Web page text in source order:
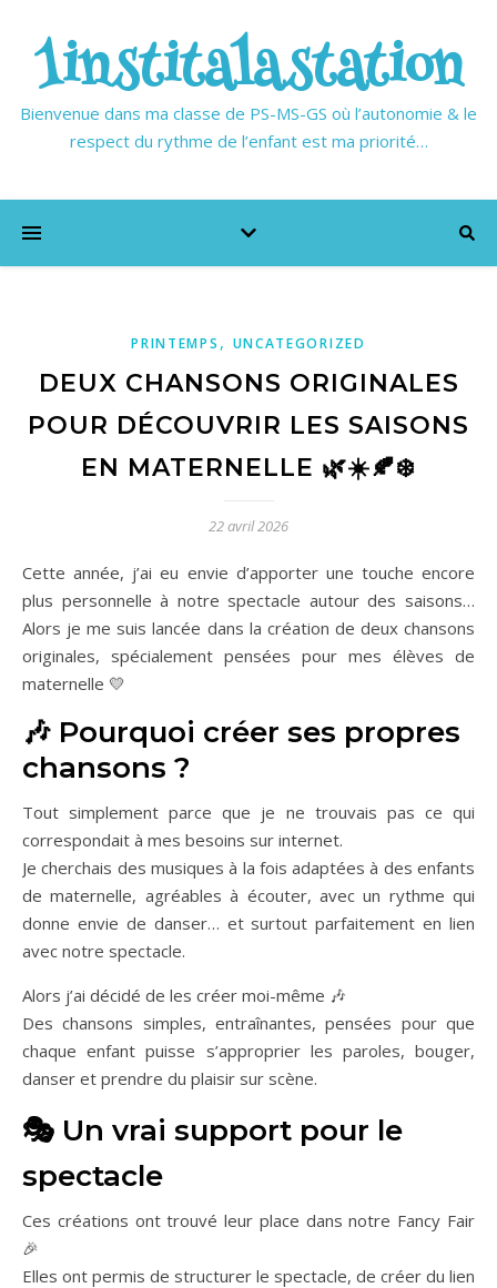
1institalastation
Bienvenue dans ma classe de PS-MS-GS où l’autonomie & le
respect du rythme de l’enfant est ma priorité…
PRINTEMPS , UNCATEGORIZED
DEUX CHANSONS ORIGINALES
POUR DÉCOUVRIR LES SAISONS
EN MATERNELLE 🌿☀️🍂❄️
22 avril 2026
Cette année, j’ai eu envie d’apporter une touche encore
plus personnelle à notre spectacle autour des saisons…
Alors je me suis lancée dans la création de deux chansons
originales, spécialement pensées pour mes élèves de
maternelle 💛
🎶 Pourquoi créer ses propres
chansons ?
Tout simplement parce que je ne trouvais pas ce qui
correspondait à mes besoins sur internet.
Je cherchais des musiques à la fois adaptées à des enfants
de maternelle, agréables à écouter, avec un rythme qui
donne envie de danser… et surtout parfaitement en lien
avec notre spectacle.
Alors j’ai décidé de les créer moi-même 🎶
Des chansons simples, entraînantes, pensées pour que
chaque enfant puisse s’approprier les paroles, bouger,
danser et prendre du plaisir sur scène.
🎭 Un vrai support pour le
spectacle
Ces créations ont trouvé leur place dans notre Fancy Fair
🎉
Elles ont permis de structurer le spectacle, de créer du lien